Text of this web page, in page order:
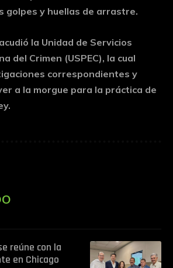
golpes y huellas de arrastre.
la Unidad de Servicios
del Crimen (USPEC), la cual
correspondientes y
a la morgue para la práctica de
reúne con la
en Chicago